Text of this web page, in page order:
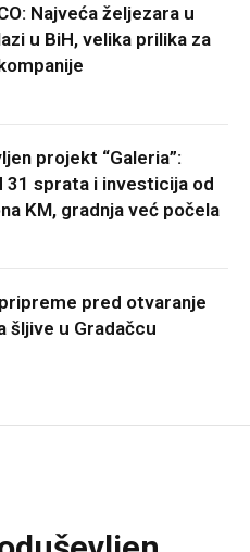
Najveća željezara u
u BiH, velika prilika za
projekt “Galeria”:
31 sprata i investicija od
KM, gradnja već počela
pred otvaranje
šljive u Gradačcu